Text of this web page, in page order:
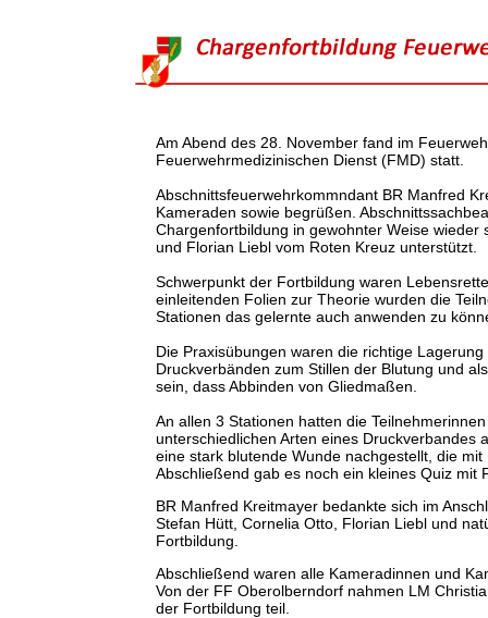
Am Abend des 28. November fand im
Feuerwehrmedizinischen Dienst (FMD) statt.
Abschnittsfeuerwehrkommndant BR Manfred
Kameraden sowie begrüßen.
Chargenfortbildung in gewohnter Weise
und Florian Liebl vom Roten Kreuz unterstützt.
Schwerpunkt der Fortbildung waren
einleitenden Folien zur Theorie wurden die
Stationen das gelernte auch anwenden zu
Die Praxisübungen waren die richtige
Druckverbänden zum Stillen der Blutung und
sein, dass Abbinden von Gliedmaßen.
An allen 3 Stationen hatten die
unterschiedlichen Arten eines Druckverbandes
eine stark blutende Wunde nachgestellt, die
Abschließend gab es noch ein kleines Quiz mit
BR Manfred Kreitmayer bedankte sich im
Stefan Hütt, Cornelia Otto, Florian Liebl und
Fortbildung.
Abschließend waren alle Kameradinnen und
Von der FF Oberolberndorf nahmen LM
der Fortbildung teil.